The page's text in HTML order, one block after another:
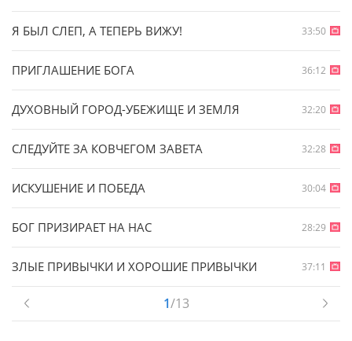
Я БЫЛ СЛЕП, А ТЕПЕРЬ ВИЖУ! 33:50
ПРИГЛАШЕНИЕ БОГА 36:12
ДУХОВНЫЙ ГОРОД-УБЕЖИЩЕ И ЗЕМЛЯ 32:20
СЛЕДУЙТЕ ЗА КОВЧЕГОМ ЗАВЕТА 32:28
ИСКУШЕНИЕ И ПОБЕДА 30:04
БОГ ПРИЗИРАЕТ НА НАС 28:29
ЗЛЫЕ ПРИВЫЧКИ И ХОРОШИЕ ПРИВЫЧКИ 37:11
1/13